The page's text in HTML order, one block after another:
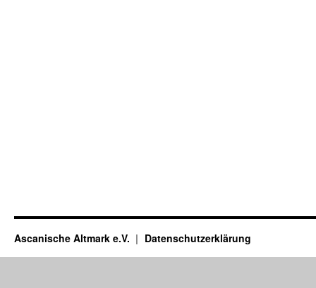
Ascanische Altmark e.V. Datenschutzerklärung